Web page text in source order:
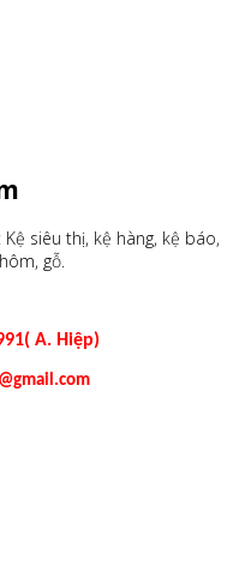
siêu thị, kệ hàng, kệ báo,
gỗ.
A. Hiệp)